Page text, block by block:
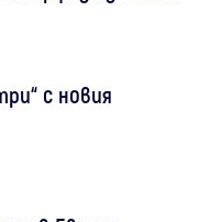
с новия